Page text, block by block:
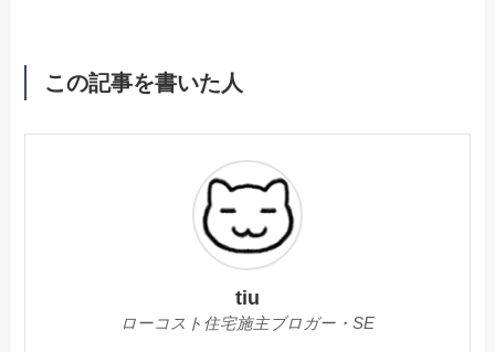
この記事を書いた人
tiu
ローコスト住宅施主ブロガー・SE